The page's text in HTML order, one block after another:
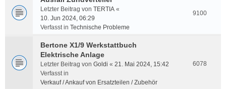
Letzter Beitrag von TERTIA «
10. Jun 2024, 06:29
Verfasst in Technische Probleme
9100
Bertone X1/9 Werkstattbuch
Elektrische Anlage
Letzter Beitrag von Goldi « 21. Mai 2024, 15:42
Verfasst in
Verkauf / Ankauf von Ersatzteilen / Zubehör
6078